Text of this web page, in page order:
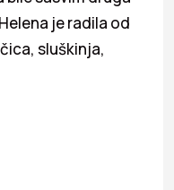
je radila od
sluškinja,